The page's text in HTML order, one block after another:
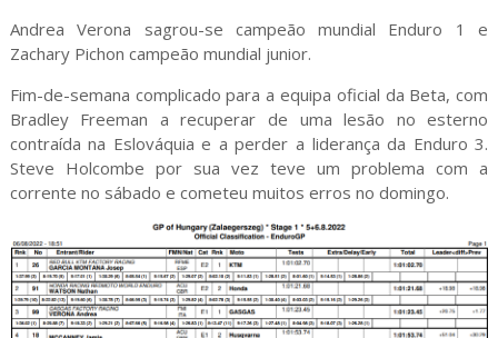
Andrea Verona sagrou-se campeão mundial Enduro 1 e
Zachary Pichon campeão mundial junior.
Fim-de-semana complicado para a equipa oficial da Beta, com
Bradley Freeman a recuperar de uma lesão no esterno
contraída na Eslováquia e a perder a liderança da Enduro 3.
Steve Holcombe por sua vez teve um problema com a
corrente no sábado e cometeu muitos erros no domingo.